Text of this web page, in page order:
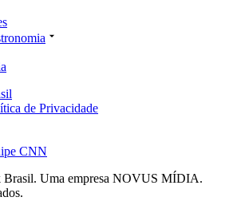
de Privacidade
CNN
Uma empresa NOVUS MÍDIA.